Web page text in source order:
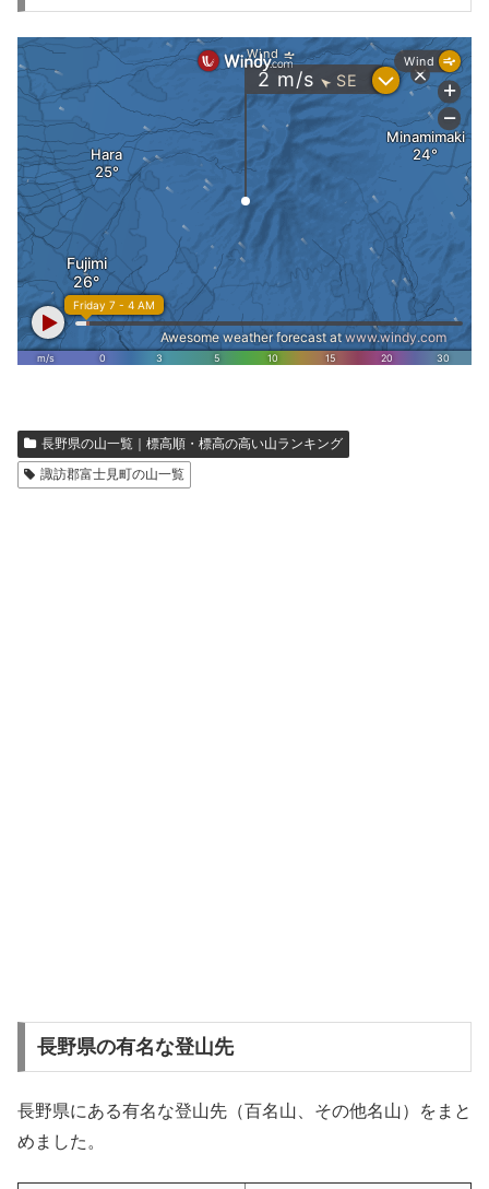
長野県の山一覧｜標高順・標高の高い山ランキング
諏訪郡富士見町の山一覧
長野県の有名な登山先
長野県にある有名な登山先（百名山、その他名山）をまと
めました。